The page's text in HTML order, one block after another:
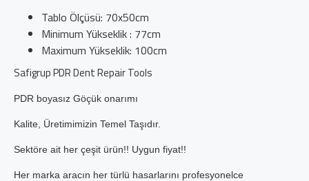
Tablo Ölçüsü: 70x50cm
Minimum Yükseklik : 77cm
Maximum Yükseklik: 100cm
Safigrup PDR Dent Repair Tools
PDR boyasız Göçük onarımı
Kalite, Üretimimizin Temel Taşıdır.
Sektöre ait her çeşit ürün!! Uygun fiyat!!
Her marka aracın her türlü hasarlarını profesyonelce